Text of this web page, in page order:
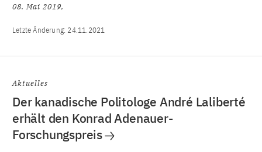
08. Mai 2019
Letzte Änderung: 24.11.2021
Aktuelles
Der kanadische Politologe André Laliberté
erhält den Konrad Adenauer-
Forschungspreis